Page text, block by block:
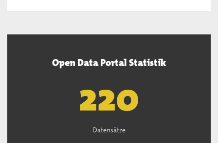
Open Data Portal Statistik
222
Datensätze